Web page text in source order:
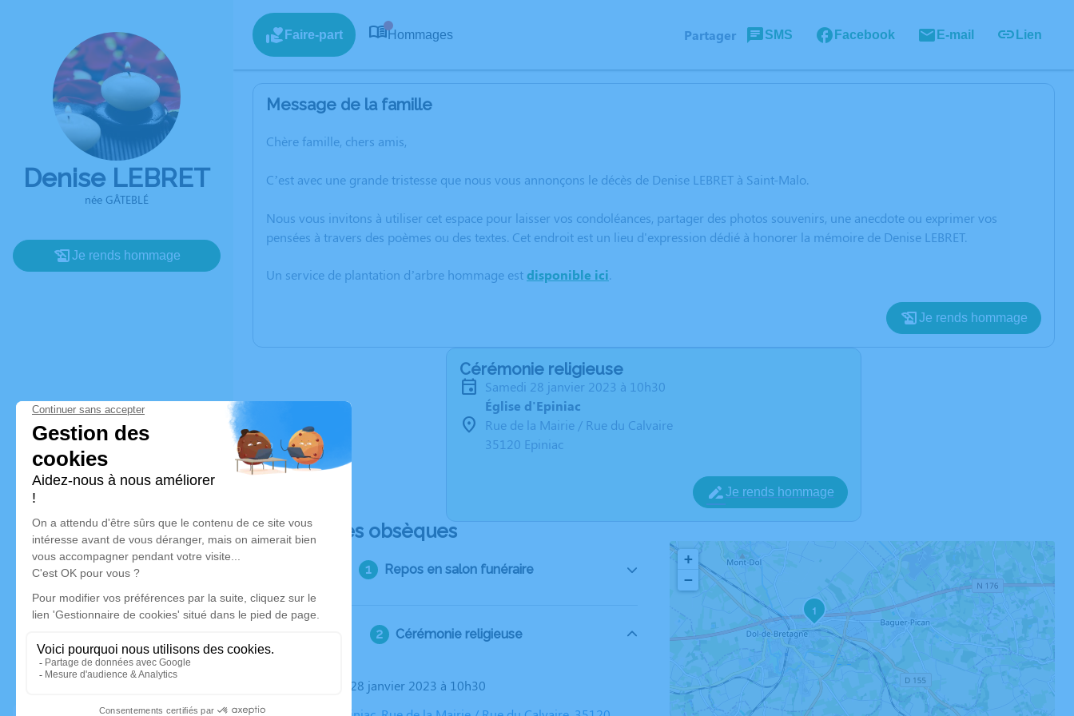
Denise LEBRET
née GÂTEBLÉ
Je rends hommage
Faire-part Hommages Partager SMS Facebook E-mail Lien
Message de la famille
Chère famille, chers amis,
C’est avec une grande tristesse que nous vous annonçons le décès de Denise LEBRET à Saint-Malo.
Nous vous invitons à utiliser cet espace pour laisser vos condoléances, partager des photos souvenirs, une anecdote ou exprimer vos
pensées à travers des poèmes ou des textes. Cet endroit est un lieu d'expression dédié à honorer la mémoire de Denise LEBRET.
Un service de plantation d’arbre hommage estdisponible ici.
Je rends hommage
Cérémonie religieuse
samedi 28 janvier 2023 à 10h30
Église d'Epiniac
Rue de la Mairie / Rue du Calvaire
35120 Epiniac
Je rends hommage
Déroulé des obsèques
Repos en salon funéraire
Cérémonie religieuse
Le samedi 28 janvier 2023 à 10h30
1
+
−